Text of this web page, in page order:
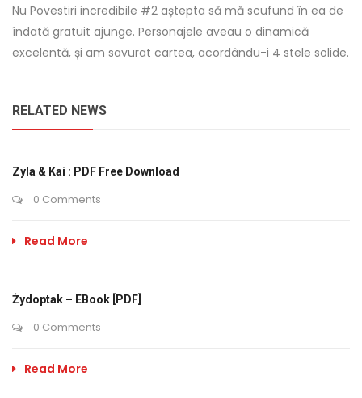
Nu Povestiri incredibile #2 aștepta să mă scufund în ea de
îndată gratuit ajunge. Personajele aveau o dinamică
excelentă, și am savurat cartea, acordându-i 4 stele solide.
RELATED NEWS
Zyla & Kai : PDF Free Download
0 Comments
Read More
Żydoptak – EBook [PDF]
0 Comments
Read More